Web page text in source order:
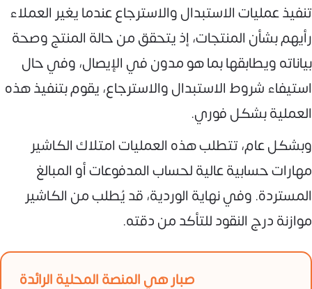
تنفيذ عمليات الاستبدال والاسترجاع عندما يغير العملاء
رأيهم بشأن المنتجات، إذ يتحقق من حالة المنتج وصحة
بياناته ويطابقها بما هو مدون في الإيصال، وفي حال
استيفاء شروط الاستبدال والاسترجاع، يقوم بتنفيذ هذه
العملية بشكل فوري.
وبشكل عام، تتطلب هذه العمليات امتلاك الكاشير
مهارات حسابية عالية لحساب المدفوعات أو المبالغ
المستردة. وفي نهاية الوردية، قد يُطلب من الكاشير
موازنة درج النقود للتأكد من دقته.
صبار هي المنصة المحلية الرائدة